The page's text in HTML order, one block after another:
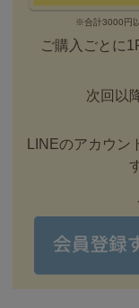
※合計3000円
ご購入ごとに
次回以
LINEのアカウ